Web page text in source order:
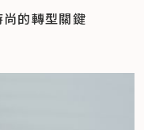
的轉型關鍵